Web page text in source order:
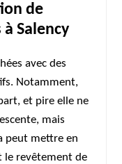
de
Salency
avec des
Notamment,
et pire elle ne
mais
peut mettre en
le revêtement de